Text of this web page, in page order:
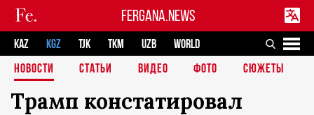
FERGANA.NEWS
KAZ KGZ TJK TKM UZB
WORLD
НОВОСТИ
СТАТЬИ ВИДЕО ФОТО СЮЖЕТЫ
Трамп констатировал